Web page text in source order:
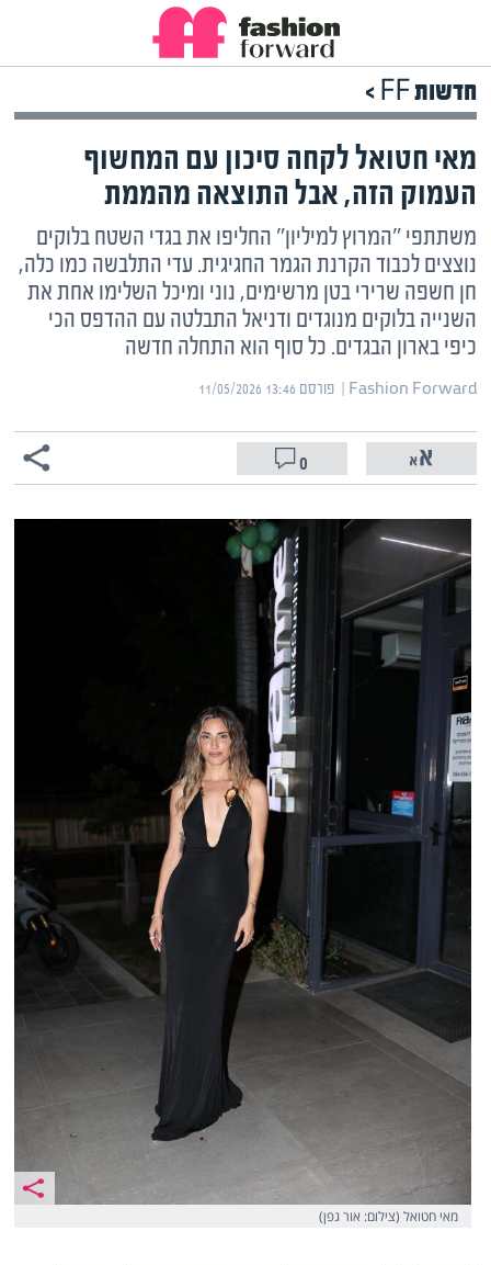
חדשות FF >
מאי חטואל לקחה סיכון עם המחשוף
העמוק הזה, אבל התוצאה מהממת
משתתפי "המרוץ למיליון" החליפו את בגדי השטח בלוקים
נוצצים לכבוד הקרנת הגמר החגיגית. עדי התלבשה כמו כלה,
חן חשפה שרירי בטן מרשימים, נוני ומיכל השלימו אחת את
השנייה בלוקים מנוגדים ודניאל התבלטה עם ההדפס הכי
כיפי בארון הבגדים. כל סוף הוא התחלה חדשה
Fashion Forward | ‏ פורסם ‎11/05/2026 13:46
0
מאי חטואל (צילום: אור גפן)